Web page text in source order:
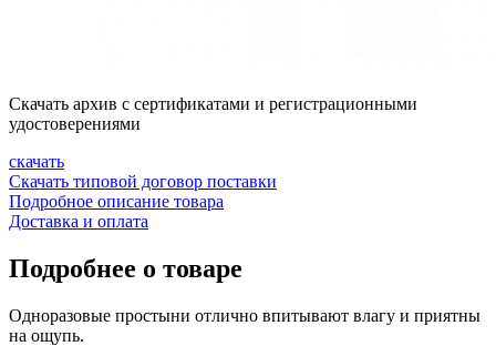
Скачать архив с сертификатами и регистрационными
удостоверениями
скачать
Скачать типовой договор поставки
Подробное описание товара
Доставка и оплата
Подробнее о товаре
Одноразовые простыни отлично впитывают влагу и приятны
на ощупь.